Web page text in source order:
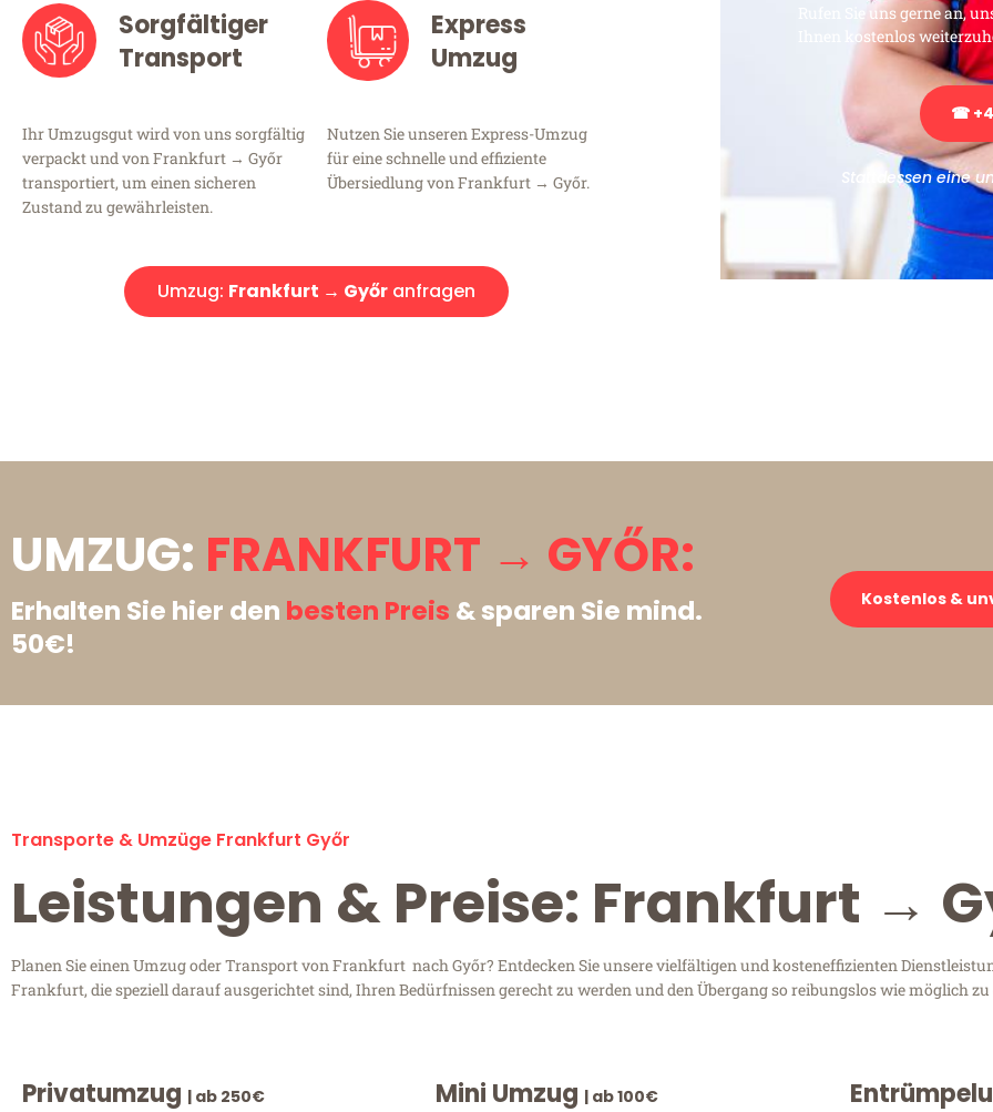
Sorgfältiger
Transport
Ihr Umzugsgut wird von uns sorgfältig
verpackt und von Frankfurt → Győr
transportiert, um einen sicheren
Zustand zu gewährleisten.
Express
Umzug
Nutzen Sie unseren Express-Umzug
für eine schnelle und effiziente
Übersiedlung von Frankfurt → Győr.
Umzug: Frankfurt → Győranfragen
Rufen Sie uns gerne an,
Ihnen kostenlos
☎
Stattdessen eine
UMZUG: FRANKFURT → GYŐR:
Erhalten Sie hier den besten Preis & sparen Sie mind.
50€!
Kostenlos &
Transporte & Umzüge Frankfurt Győr
Leistungen & Preise: Frankfurt →
Planen Sie einen Umzug oder Transport von Frankfurt nach Győr? Entdecken Sie unsere vielfältigen und kosteneffizienten
Frankfurt, die speziell darauf ausgerichtet sind, Ihren Bedürfnissen gerecht zu werden und den Übergang so reibungslos wie möglich zu
Privatumzug | ab 250€ Mini Umzug | ab 100€